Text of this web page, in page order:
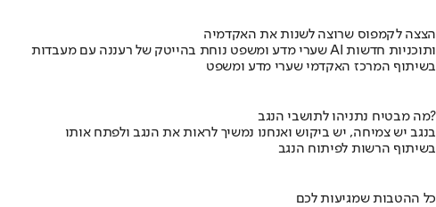
הצצה לקמפוס שרוצה לשנות את האקדמיה
שערי מדע ומשפט נוחת בהייטק של רעננה עם מעבדות AI ותוכניות חדשות
בשיתוף המרכז האקדמי שערי מדע ומשפט
מה מבטיח נתניהו לתושבי הנגב?
בנגב יש צמיחה, יש ביקוש ואנחנו נמשיך לראות את הנגב ולפתח אותו
בשיתוף הרשות לפיתוח הנגב
כל ההטבות שמגיעות לכם